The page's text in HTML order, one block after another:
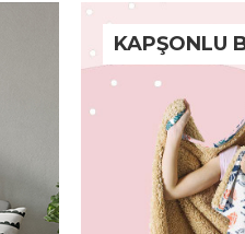
KAPŞONLU